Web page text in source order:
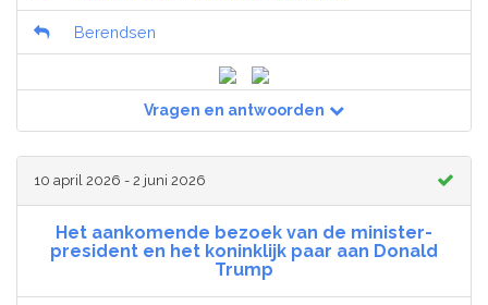
Berendsen
Vragen en antwoorden
10 april 2026 - 2 juni 2026
Het aankomende bezoek van de minister-
president en het koninklijk paar aan Donald
Trump